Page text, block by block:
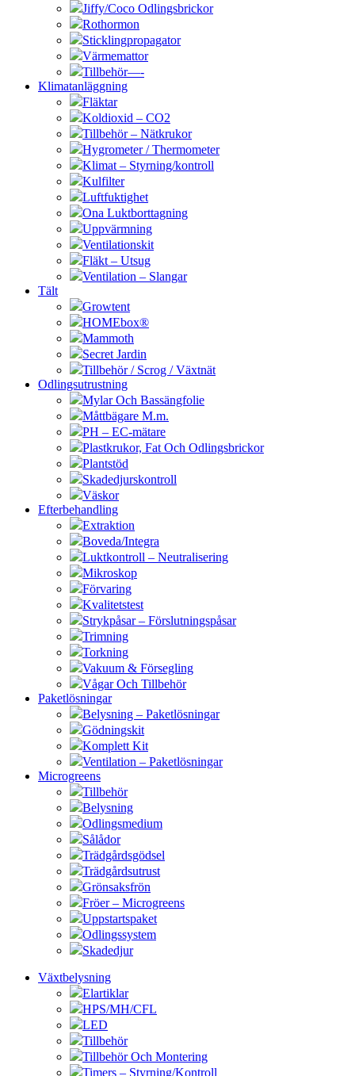
Jiffy/Coco Odlingsbrickor
Rothormon
Sticklingpropagator
Värmemattor
Tillbehör—-
Klimatanläggning
Fläktar
Koldioxid – CO2
Tillbehör – Nätkrukor
Hygrometer / Thermometer
Klimat – Styrning/kontroll
Kulfilter
Luftfuktighet
Ona Luktborttagning
Uppvärmning
Ventilationskit
Fläkt – Utsug
Ventilation – Slangar
Tält
Growtent
HOMEbox®
Mammoth
Secret Jardin
Tillbehör / Scrog / Växtnät
Odlingsutrustning
Mylar Och Bassängfolie
Måttbägare M.m.
PH – EC-mätare
Plastkrukor, Fat Och Odlingsbrickor
Plantstöd
Skadedjurskontroll
Väskor
Efterbehandling
Extraktion
Boveda/Integra
Luktkontroll – Neutralisering
Mikroskop
Förvaring
Kvalitetstest
Strykpåsar – Förslutningspåsar
Trimning
Torkning
Vakuum & Försegling
Vågar Och Tillbehör
Paketlösningar
Belysning – Paketlösningar
Gödningskit
Komplett Kit
Ventilation – Paketlösningar
Microgreens
Tillbehör
Belysning
Odlingsmedium
Sålådor
Trädgårdsgödsel
Trädgårdsutrust
Grönsaksfrön
Fröer – Microgreens
Uppstartspaket
Odlingssystem
Skadedjur
Växtbelysning
Elartiklar
HPS/MH/CFL
LED
Tillbehör
Tillbehör Och Montering
Timers – Styrning/Kontroll